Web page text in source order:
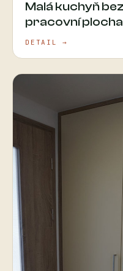
Malá kuchyň
pracovní
DETAIL →